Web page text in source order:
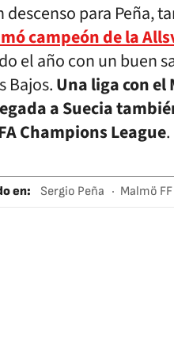
descenso para Peña,
campeón de la
el año con un buen
Bajos.Una liga con el
a Suecia
Champions League
en: Sergio Peña Malmö FF